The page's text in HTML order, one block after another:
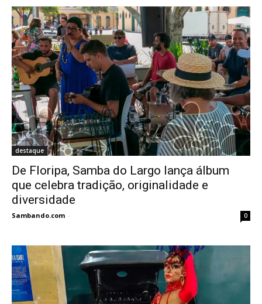
destaque
De Floripa, Samba do Largo lança álbum
que celebra tradição, originalidade e
diversidade
Sambando.com - 0